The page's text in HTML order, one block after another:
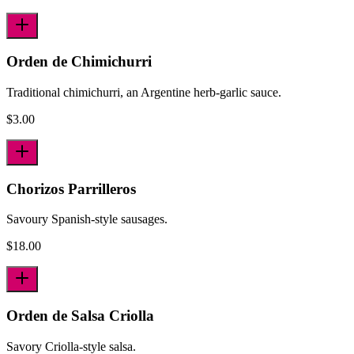
Orden de Chimichurri
Traditional chimichurri, an Argentine herb-garlic sauce.
$3.00
Chorizos Parrilleros
Savoury Spanish-style sausages.
$18.00
Orden de Salsa Criolla
Savory Criolla-style salsa.